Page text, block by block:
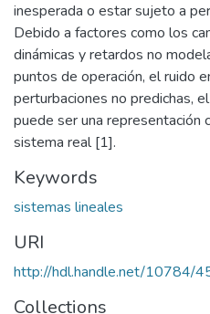
inesperada o estar sujeto a
Debido a factores como los
dinámicas y retardos no
puntos de operación, el ruido
perturbaciones no predichas,
puede ser una
sistema real [1].
Keywords
sistemas lineales
URI
http://hdl.handle.net/10784/
Collections